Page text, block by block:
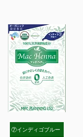
⑦インディゴブルー